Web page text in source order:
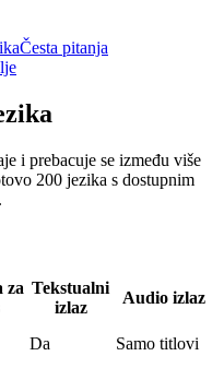
Česta pitanja
i prebacuje se između više
200 jezika s dostupnim
za Tekstualni
izlaz
Audio izlaz
Da
Samo titlovi